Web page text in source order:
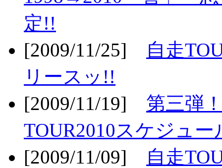
定!!
[2009/11/25]
自走
リースッ!!
[2009/11/19] 第三弾
TOUR2010スケジュー
[2009/11/09]
自走